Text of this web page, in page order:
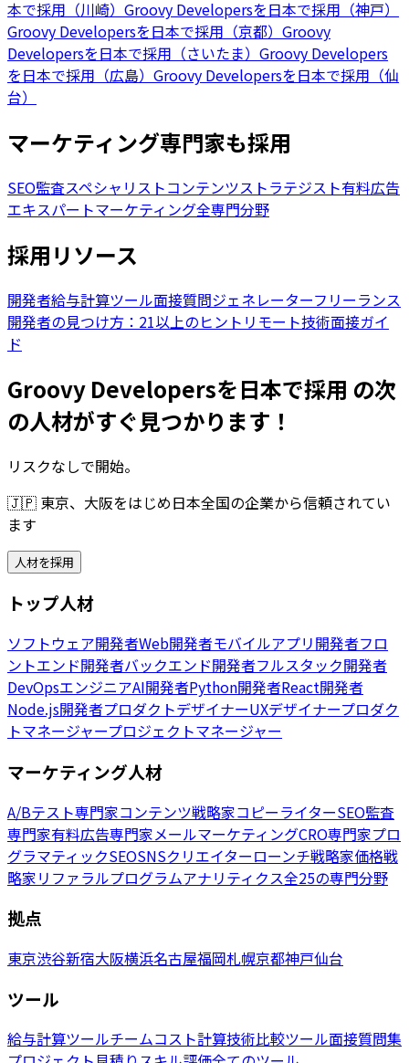
本で採用（川崎） Groovy Developersを日本で採用（神戸）
Groovy Developersを日本で採用（京都） Groovy
Developersを日本で採用（さいたま） Groovy Developers
を日本で採用（広島） Groovy Developersを日本で採用（仙
台）
マーケティング専門家も採用
SEO監査スペシャリストコンテンツストラテジスト有料広告
エキスパートマーケティング全専門分野
採用リソース
開発者給与計算ツール面接質問ジェネレーターフリーランス
開発者の見つけ方：21以上のヒント リモート技術面接ガイ
ド
Groovy Developersを日本で採用 の次
の人材がすぐ見つかります！
リスクなしで開始。
🇯🇵 東京、大阪をはじめ日本全国の企業から信頼されてい
ます
人材を採用
トップ人材
ソフトウェア開発者Web開発者モバイルアプリ開発者フロ
ントエンド開発者バックエンド開発者フルスタック開発者
DevOpsエンジニアAI開発者Python開発者React開発者
Node.js開発者プロダクトデザイナーUXデザイナープロダク
トマネージャープロジェクトマネージャー
マーケティング人材
A/Bテスト専門家コンテンツ戦略家コピーライターSEO監査
専門家有料広告専門家メールマーケティングCRO専門家プロ
グラマティックSEOSNSクリエイターローンチ戦略家価格戦
略家リファラルプログラムアナリティクス全25の専門分野
拠点
東京渋谷新宿大阪横浜名古屋福岡札幌京都神戸仙台
ツール
給与計算ツールチームコスト計算技術比較ツール面接質問集